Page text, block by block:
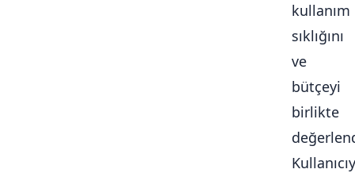
kullanım
sıklığını
ve
bütçeyi
birlikte